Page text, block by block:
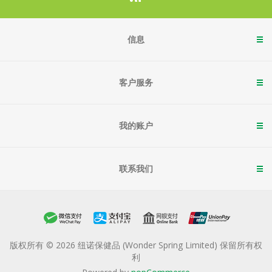
信息
客户服务
我的账户
联系我们
版权所有 © 2026 纽诺保健品 (Wonder Spring Limited) 保留所有权
利